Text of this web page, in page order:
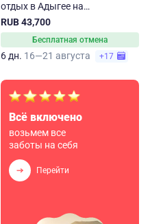
отдых в Адыгее на
термальных источниках.
Сокращенный маршрут
RUB 43,700
Бесплатная отмена
6 дн. 16—21 августа +17
Всё включено
возьмем все
заботы на себя
Перейти